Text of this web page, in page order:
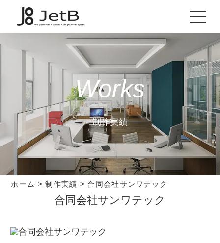
Works
制作実績
ホーム >制作実績 >合同会社サンワテック
合同会社サンワテック